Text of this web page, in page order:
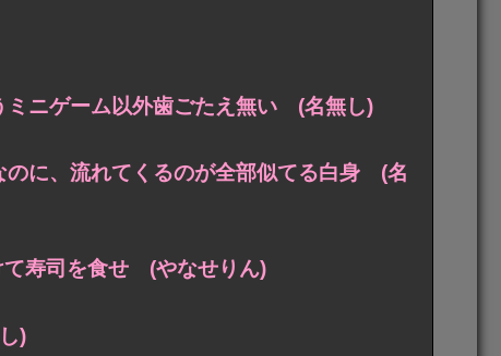
ミニゲーム以外歯ごたえ無い (名無し)
のに、流れてくるのが全部似てる白身 (名
て寿司を食せ (やなせりん)
)